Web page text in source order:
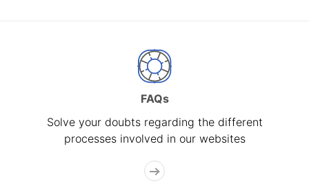
FAQs
Solve your doubts regarding the different
processes involved in our websites